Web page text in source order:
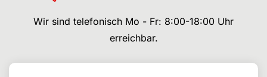
Wir sind telefonisch Mo - Fr: 8:00-18:00 Uhr
erreichbar.